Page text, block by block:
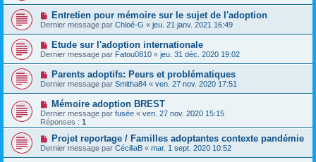
Entretien pour mémoire sur le sujet de l'adoption
Dernier message par Chloé-G « jeu. 21 janv. 2021 16:49
Etude sur l'adoption internationale
Dernier message par Fatou0810 « jeu. 31 déc. 2020 19:02
Parents adoptifs: Peurs et problématiques
Dernier message par Smitha84 « ven. 27 nov. 2020 17:51
Mémoire adoption BREST
Dernier message par fusée « ven. 27 nov. 2020 15:15
Réponses : 1
Projet reportage / Familles adoptantes contexte pandémie
Dernier message par CéciliaB « mar. 1 sept. 2020 10:52